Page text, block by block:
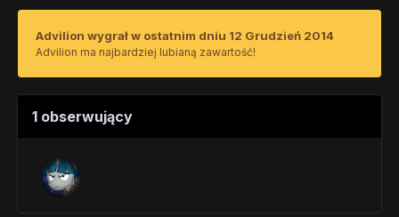
Advilion wygrał w ostatnim dniu 12 Grudzień 2014
Advilion ma najbardziej lubianą zawartość!
1 obserwujący